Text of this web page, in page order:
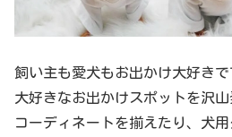
飼い主も愛犬もお出かけ大好きで
大好きなお出かけスポットを沢
コーディネートを揃えたり、犬